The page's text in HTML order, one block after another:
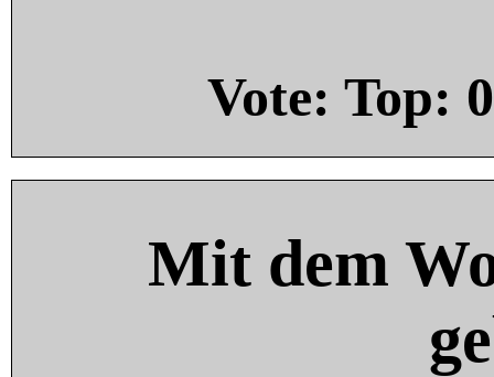
Vote: Top: 0
Mit dem